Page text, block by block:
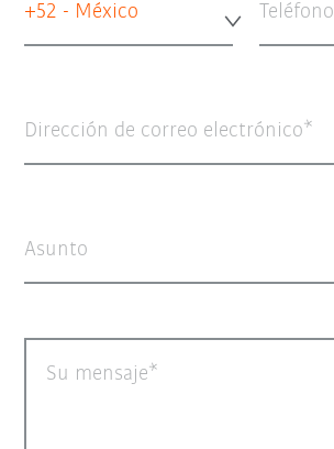
+52 - México Teléfono
Dirección de correo electrónico
Asunto
Su mensaje